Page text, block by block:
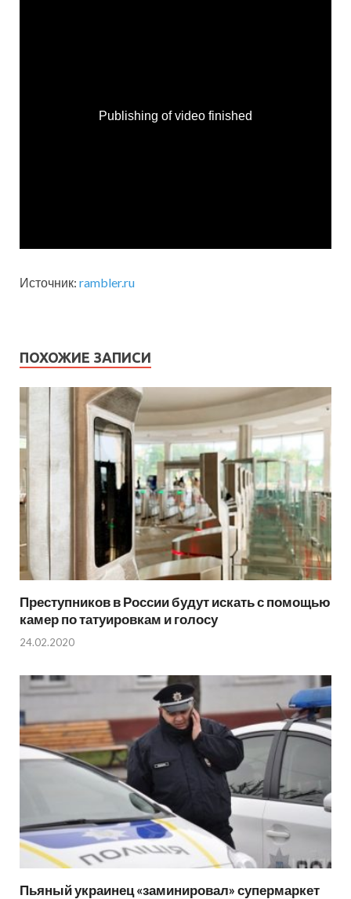
Источник: rambler.ru
ПОХОЖИЕ ЗАПИСИ
Преступников в России будут искать с помощью
камер по татуировкам и голосу
24.02.2020
Пьяный украинец «заминировал» супермаркет